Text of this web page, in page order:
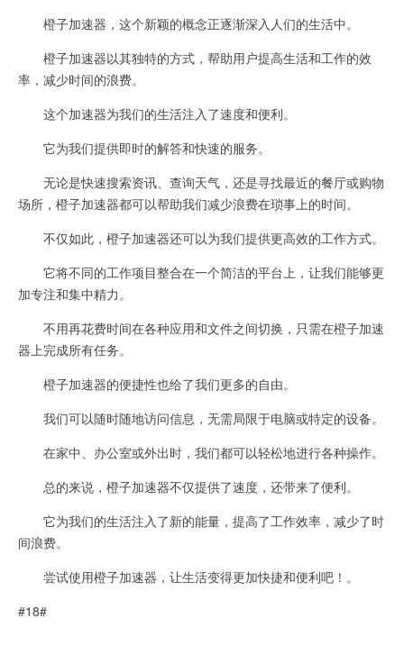
橙子加速器，这个新颖的概念正逐渐深入人们的生活中。
橙子加速器以其独特的方式，帮助用户提高生活和工作的效
率，减少时间的浪费。
这个加速器为我们的生活注入了速度和便利。
它为我们提供即时的解答和快速的服务。
无论是快速搜索资讯、查询天气，还是寻找最近的餐厅或购物
场所，橙子加速器都可以帮助我们减少浪费在琐事上的时间。
不仅如此，橙子加速器还可以为我们提供更高效的工作方式。
它将不同的工作项目整合在一个简洁的平台上，让我们能够更
加专注和集中精力。
不用再花费时间在各种应用和文件之间切换，只需在橙子加速
器上完成所有任务。
橙子加速器的便捷性也给了我们更多的自由。
我们可以随时随地访问信息，无需局限于电脑或特定的设备。
在家中、办公室或外出时，我们都可以轻松地进行各种操作。
总的来说，橙子加速器不仅提供了速度，还带来了便利。
它为我们的生活注入了新的能量，提高了工作效率，减少了时
间浪费。
尝试使用橙子加速器，让生活变得更加快捷和便利吧！。
#18#